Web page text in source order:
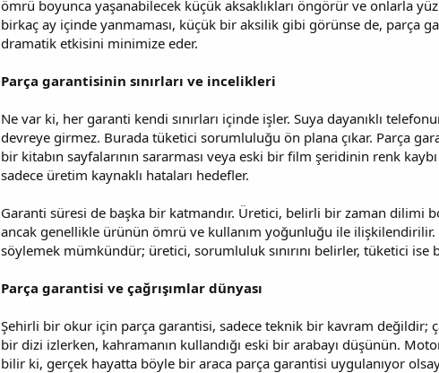
ömrü boyunca yaşanabilecek küçük aksaklıkları öngörür ve onlarla
birkaç ay içinde yanmaması, küçük bir aksilik gibi görünse de, parça
dramatik etkisini minimize eder.
Parça garantisinin sınırları ve incelikleri
Ne var ki, her garanti kendi sınırları içinde işler. Suya dayanıklı
devreye girmez. Burada tüketici sorumluluğu ön plana çıkar. Parça
bir kitabın sayfalarının sararması veya eski bir film şeridinin renk
sadece üretim kaynaklı hataları hedefler.
Garanti süresi de başka bir katmandır. Üretici, belirli bir zaman dilimi
ancak genellikle ürünün ömrü ve kullanım yoğunluğu ile
söylemek mümkündür; üretici, sorumluluk sınırını belirler, tüketici ise
Parça garantisi ve çağrışımlar dünyası
Şehirli bir okur için parça garantisi, sadece teknik bir kavram değildir;
bir dizi izlerken, kahramanın kullandığı eski bir arabayı düşünün.
bilir ki, gerçek hayatta böyle bir araca parça garantisi uygulanıyor